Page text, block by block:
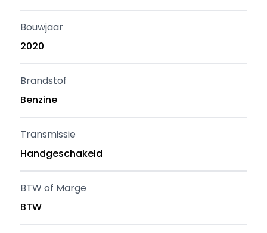
Bouwjaar
2020
Brandstof
Benzine
Transmissie
Handgeschakeld
BTW of Marge
BTW